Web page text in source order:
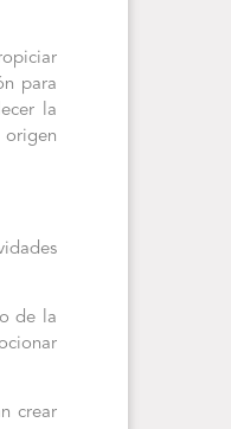
para
la
origen
de la
crear